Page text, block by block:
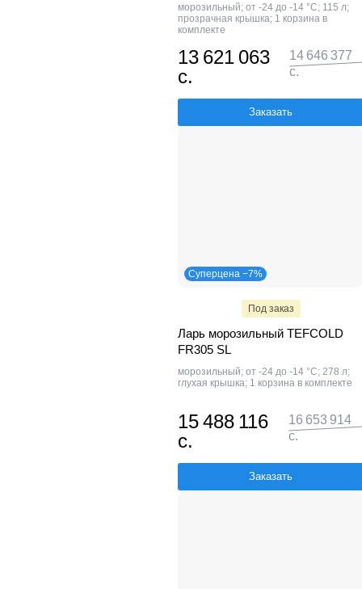
морозильный; от -24 до -14 °С; 115 л;
прозрачная крышка; 1 корзина в
комплекте
13 621 063
с.
14 646 377
с.
Заказать
Суперцена −7%
Под заказ
Ларь морозильный TEFCOLD
FR305 SL
морозильный; от -24 до -14 °С; 278 л;
глухая крышка; 1 корзина в комплекте
15 488 116
с.
16 653 914
с.
Заказать